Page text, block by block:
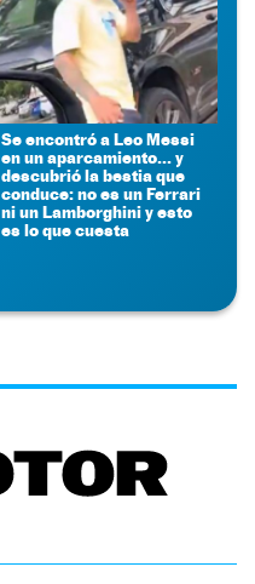
Se encontró a Leo Messi
en un aparcamiento... y
descubrió la bestia que
conduce: no es un Ferrari
ni un Lamborghini y esto
es lo que cuesta